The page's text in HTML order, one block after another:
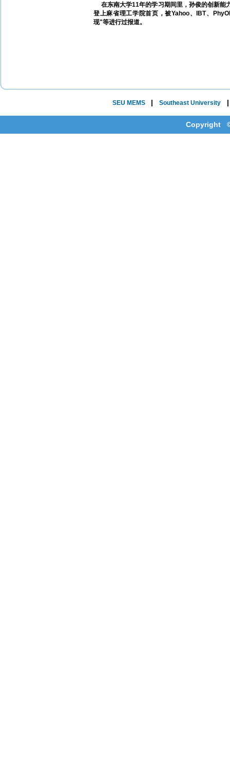
在东南大学11年的学习期间里，孙俊的创新能
登上麻省理工学院首页，被Yahoo、IBT、
现"等进行过报道。
SEU MEMS | Southeast University
Copyright ©